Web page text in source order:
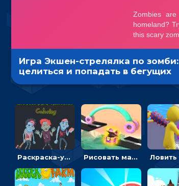
Игра Экшен-стрелялка по зомби:
целиться и попадать в бегущих
монстров
Раскраска-ужастик: разукрась зомби и скелетов Рисовать машину и выигрывать гонку - для мальчиков